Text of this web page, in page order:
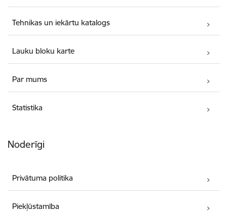
Tehnikas un iekārtu katalogs
Lauku bloku karte
Par mums
Statistika
Noderīgi
Privātuma politika
Piekļūstamība